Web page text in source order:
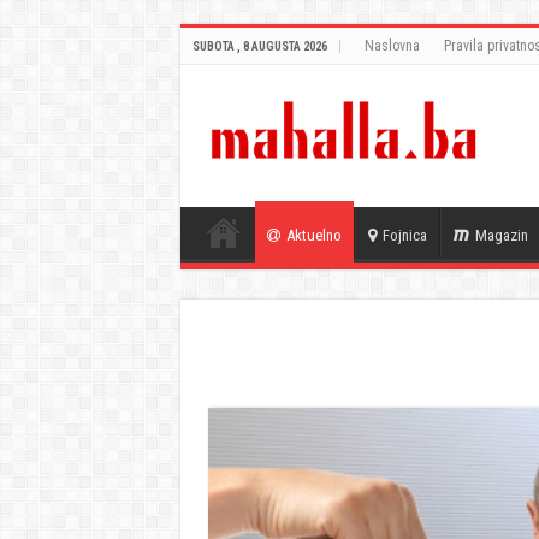
SUBOTA , 8 AUGUSTA 2026 Naslovna Pravila
Aktuelno Fojnica Magazin